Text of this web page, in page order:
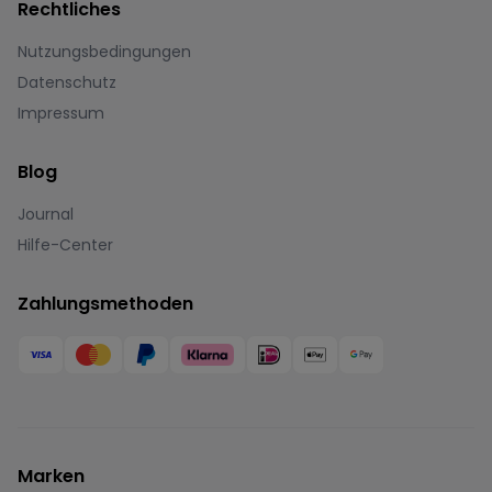
Rechtliches
Nutzungsbedingungen
Datenschutz
Impressum
Blog
Journal
Hilfe-Center
Zahlungsmethoden
Marken